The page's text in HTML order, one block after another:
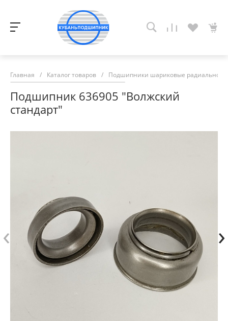
Главная / Каталог товаров / Подшипники шариковые радиально-
Подшипник 636905 "Волжский
стандарт"
‹ ›